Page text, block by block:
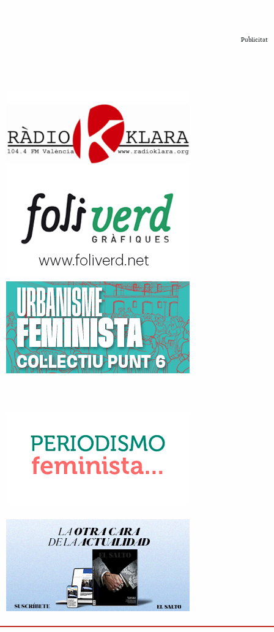
Publicitat